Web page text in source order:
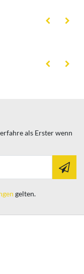
als Erster wenn
gelten.